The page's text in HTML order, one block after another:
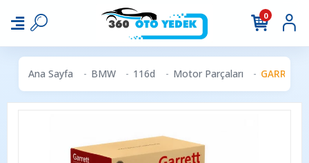
0
Ana Sayfa BMW 116d Motor Parçaları